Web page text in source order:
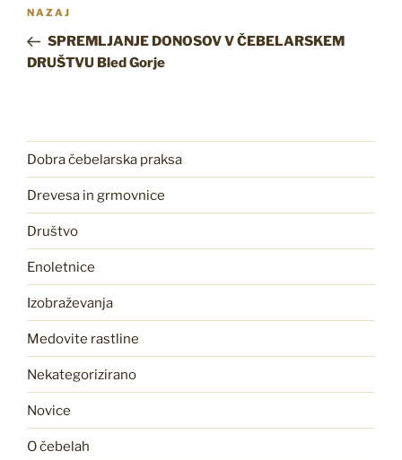
Prejšnji
prispevek
NAZAJ
SPREMLJANJE DONOSOV V ČEBELARSKEM
DRUŠTVU Bled Gorje
Dobra čebelarska praksa
Drevesa in grmovnice
Društvo
Enoletnice
Izobraževanja
Medovite rastline
Nekategorizirano
Novice
O čebelah